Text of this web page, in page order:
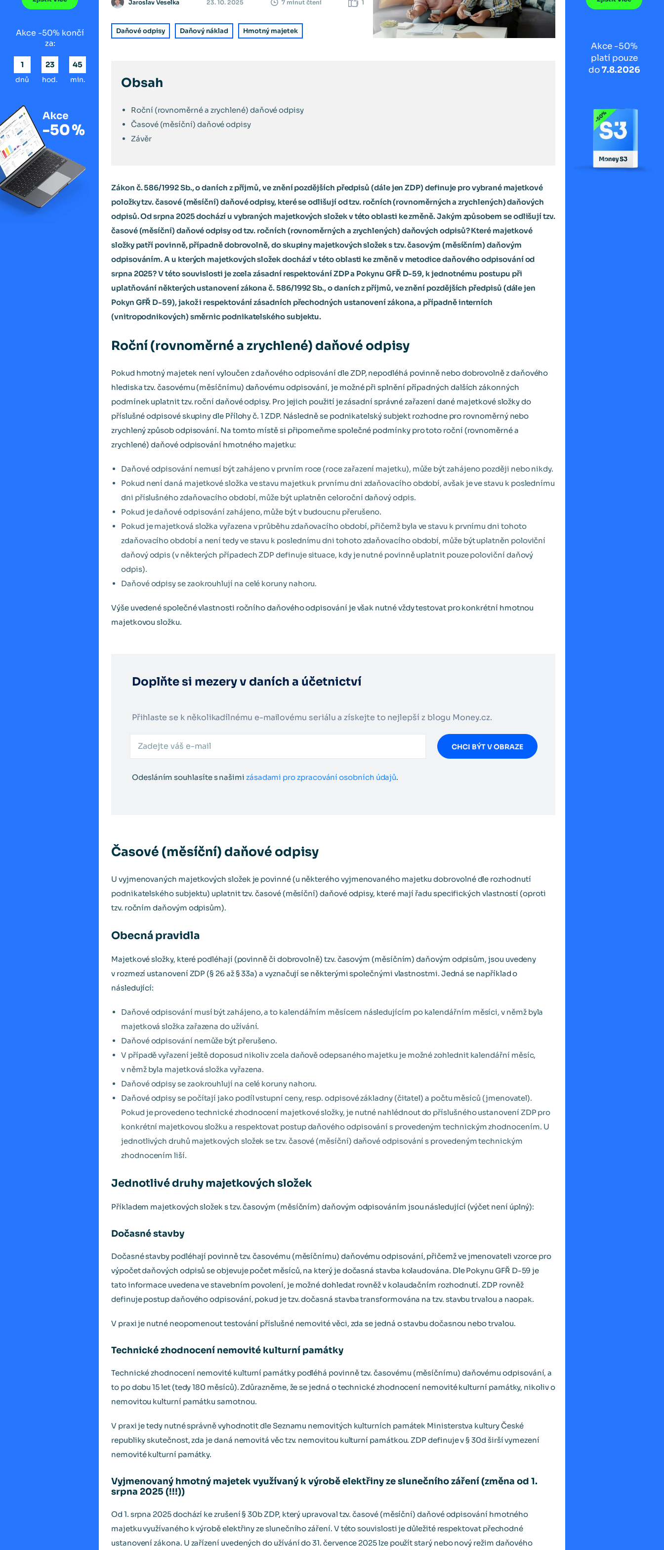
Akce -50% končí
za:
1
dnů
23
hod.
45
min.
Jaroslav Veselka 23. 10. 2025 7 minut čtení 1
Daňové odpisy Daňový náklad Hmotný majetek
Obsah
Roční (rovnoměrné a zrychlené) daňové odpisy
Časové (měsíční) daňové odpisy
Závěr
Zákon č. 586/1992 Sb., o daních z příjmů, ve znění pozdějších předpisů (dále jen ZDP) definuje pro vybrané majetkové
položky tzv. časové (měsíční) daňové odpisy, které se odlišují od tzv. ročních (rovnoměrných a zrychlených) daňových
odpisů. Od srpna 2025 dochází u vybraných majetkových složek v této oblasti ke změně. Jakým způsobem se odlišují tzv.
časové (měsíční) daňové odpisy od tzv. ročních (rovnoměrných a zrychlených) daňových odpisů? Které majetkové
složky patří povinně, případně dobrovolně, do skupiny majetkových složek s tzv. časovým (měsíčním) daňovým
odpisováním. A u kterých majetkových složek dochází v této oblasti ke změně v metodice daňového odpisování od
srpna 2025? V této souvislosti je zcela zásadní respektování ZDP a Pokynu GFŘ D-59, k jednotnému postupu při
uplatňování některých ustanovení zákona č. 586/1992 Sb., o daních z příjmů, ve znění pozdějších předpisů (dále jen
Pokyn GFŘ D-59), jakož i respektování zásadních přechodných ustanovení zákona, a případně interních
(vnitropodnikových) směrnic podnikatelského subjektu.
Roční (rovnoměrné a zrychlené) daňové odpisy
Pokud hmotný majetek není vyloučen z daňového odpisování dle ZDP, nepodléhá povinně nebo dobrovolně z daňového
hlediska tzv. časovému (měsíčnímu) daňovému odpisování, je možné při splnění případných dalších zákonných
podmínek uplatnit tzv. roční daňové odpisy. Pro jejich použití je zásadní správné zařazení dané majetkové složky do
příslušné odpisové skupiny dle Přílohy č. 1 ZDP. Následně se podnikatelský subjekt rozhodne pro rovnoměrný nebo
zrychlený způsob odpisování. Na tomto místě si připomeňme společné podmínky pro toto roční (rovnoměrné a
zrychlené) daňové odpisování hmotného majetku:
Daňové odpisování nemusí být zahájeno v prvním roce (roce zařazení majetku), může být zahájeno později nebo nikdy.
Pokud není daná majetkové složka ve stavu majetku k prvnímu dni zdaňovacího období, avšak je ve stavu k poslednímu
dni příslušného zdaňovacího období, může být uplatněn celoroční daňový odpis.
Pokud je daňové odpisování zahájeno, může být v budoucnu přerušeno.
Pokud je majetková složka vyřazena v průběhu zdaňovacího období, přičemž byla ve stavu k prvnímu dni tohoto
zdaňovacího období a není tedy ve stavu k poslednímu dni tohoto zdaňovacího období, může být uplatněn poloviční
daňový odpis (v některých případech ZDP definuje situace, kdy je nutné povinně uplatnit pouze poloviční daňový
odpis).
Daňové odpisy se zaokrouhlují na celé koruny nahoru.
Výše uvedené společné vlastnosti ročního daňového odpisování je však nutné vždy testovat pro konkrétní hmotnou
majetkovou složku.
Doplňte si mezery v daních a účetnictví
Přihlaste se k několikadílnému e-mailovému seriálu a získejte to nejlepší z blogu Money.cz.
CHCI BÝT V OBRAZE
Odesláním souhlasíte s našimi zásadami pro zpracování osobních údajů.
Časové (měsíční) daňové odpisy
U vyjmenovaných majetkových složek je povinné (u některého vyjmenovaného majetku dobrovolné dle rozhodnutí
podnikatelského subjektu) uplatnit tzv. časové (měsíční) daňové odpisy, které mají řadu specifických vlastností (oproti
tzv. ročním daňovým odpisům).
Obecná pravidla
Majetkové složky, které podléhají (povinně či dobrovolně) tzv. časovým (měsíčním) daňovým odpisům, jsou uvedeny
v rozmezí ustanovení ZDP (§ 26 až § 33a) a vyznačují se některými společnými vlastnostmi. Jedná se například o
následující:
Daňové odpisování musí být zahájeno, a to kalendářním měsícem následujícím po kalendářním měsíci, v němž byla
majetková složka zařazena do užívání.
Daňové odpisování nemůže být přerušeno.
V případě vyřazení ještě doposud nikoliv zcela daňově odepsaného majetku je možné zohlednit kalendářní měsíc,
v němž byla majetková složka vyřazena.
Daňové odpisy se zaokrouhlují na celé koruny nahoru.
Daňové odpisy se počítají jako podíl vstupní ceny, resp. odpisové základny (čitatel) a počtu měsíců (jmenovatel).
Pokud je provedeno technické zhodnocení majetkové složky, je nutné nahlédnout do příslušného ustanovení ZDP pro
konkrétní majetkovou složku a respektovat postup daňového odpisování s provedeným technickým zhodnocením. U
jednotlivých druhů majetkových složek se tzv. časové (měsíční) daňové odpisování s provedeným technickým
zhodnocením liší.
Jednotlivé druhy majetkových složek
Příkladem majetkových složek s tzv. časovým (měsíčním) daňovým odpisováním jsou následující (výčet není úplný):
Dočasné stavby
Dočasné stavby podléhají povinně tzv. časovému (měsíčnímu) daňovému odpisování, přičemž ve jmenovateli vzorce pro
výpočet daňových odpisů se objevuje počet měsíců, na který je dočasná stavba kolaudována. Dle Pokynu GFŘ D-59 je
tato informace uvedena ve stavebním povolení, je možné dohledat rovněž v kolaudačním rozhodnutí. ZDP rovněž
definuje postup daňového odpisování, pokud je tzv. dočasná stavba transformována na tzv. stavbu trvalou a naopak.
V praxi je nutné neopomenout testování příslušné nemovité věci, zda se jedná o stavbu dočasnou nebo trvalou.
Technické zhodnocení nemovité kulturní památky
Technické zhodnocení nemovité kulturní památky podléhá povinně tzv. časovému (měsíčnímu) daňovému odpisování, a
to po dobu 15 let (tedy 180 měsíců). Zdůrazněme, že se jedná o technické zhodnocení nemovité kulturní památky, nikoliv o
nemovitou kulturní památku samotnou.
V praxi je tedy nutné správně vyhodnotit dle Seznamu nemovitých kulturních památek Ministerstva kultury České
republiky skutečnost, zda je daná nemovitá věc tzv. nemovitou kulturní památkou. ZDP definuje v § 30d širší vymezení
nemovité kulturní památky.
Vyjmenovaný hmotný majetek využívaný k výrobě elektřiny ze slunečního záření (změna od 1.
srpna 2025 (!!!))
Od 1. srpna 2025 dochází ke zrušení § 30b ZDP, který upravoval tzv. časové (měsíční) daňové odpisování hmotného
majetku využívaného k výrobě elektřiny ze slunečního záření. V této souvislosti je důležité respektovat přechodné
ustanovení zákona. U zařízení uvedených do užívání do 31. července 2025 lze použít starý nebo nový režim daňového
Akce -50%
platí pouze
do7.8.2026